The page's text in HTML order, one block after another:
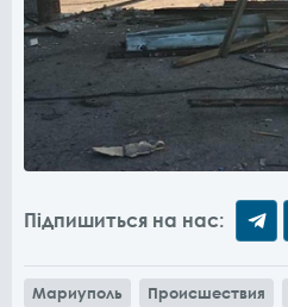
Підпишиться на нас:
Мариуполь Происшествия